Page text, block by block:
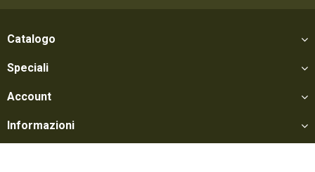
Catalogo
Speciali
Account
Informazioni